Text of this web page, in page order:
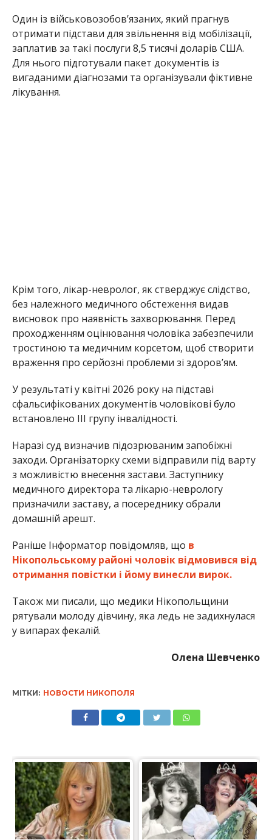
Один із військовозобов’язаних, який прагнув
отримати підстави для звільнення від мобілізації,
заплатив за такі послуги 8,5 тисячі доларів США.
Для нього підготували пакет документів із
вигаданими діагнозами та організували фіктивне
лікування.
заходи. Організаторку схеми відправили під варту
з можливістю внесення застави. Заступнику
медичного директора та лікарю-неврологу
призначили заставу, а посереднику обрали
домашній арешт.
Нікопольському районі чоловік відмовився від
отримання повістки і йому винесли вирок.
рятували молоду дівчину, яка ледь не задихнулася
у випарах фекалій.
Олена Шевченко
МІТКИ: НОВОСТИ НИКОПОЛЯ